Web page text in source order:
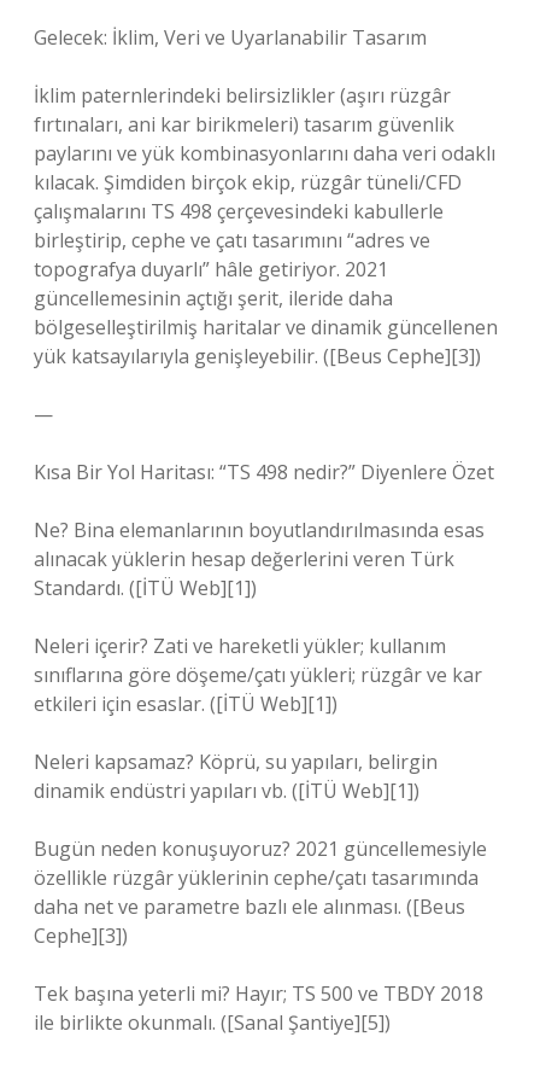
Gelecek: İklim, Veri ve Uyarlanabilir Tasarım
İklim paternlerindeki belirsizlikler (aşırı rüzgâr
fırtınaları, ani kar birikmeleri) tasarım güvenlik
paylarını ve yük kombinasyonlarını daha veri odaklı
kılacak. Şimdiden birçok ekip, rüzgâr tüneli/CFD
çalışmalarını TS 498 çerçevesindeki kabullerle
birleştirip, cephe ve çatı tasarımını “adres ve
topografya duyarlı” hâle getiriyor. 2021
güncellemesinin açtığı şerit, ileride daha
bölgeselleştirilmiş haritalar ve dinamik güncellenen
yük katsayılarıyla genişleyebilir. ([Beus Cephe][3])
—
Kısa Bir Yol Haritası: “TS 498 nedir?” Diyenlere Özet
Ne? Bina elemanlarının boyutlandırılmasında esas
alınacak yüklerin hesap değerlerini veren Türk
Standardı. ([İTÜ Web][1])
Neleri içerir? Zati ve hareketli yükler; kullanım
sınıflarına göre döşeme/çatı yükleri; rüzgâr ve kar
etkileri için esaslar. ([İTÜ Web][1])
Neleri kapsamaz? Köprü, su yapıları, belirgin
dinamik endüstri yapıları vb. ([İTÜ Web][1])
Bugün neden konuşuyoruz? 2021 güncellemesiyle
özellikle rüzgâr yüklerinin cephe/çatı tasarımında
daha net ve parametre bazlı ele alınması. ([Beus
Cephe][3])
Tek başına yeterli mi? Hayır; TS 500 ve TBDY 2018
ile birlikte okunmalı. ([Sanal Şantiye][5])